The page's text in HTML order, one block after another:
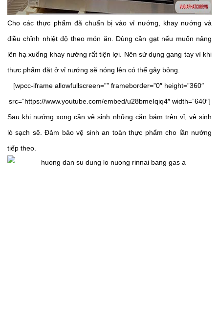
Cho các thực phẩm đã chuẩn bị vào vỉ nướng, khay nướng và
điều chỉnh nhiệt độ theo món ăn. Dùng cần gạt nếu muốn nâng
lên hạ xuống khay nướng rất tiện lợi. Nên sử dụng gang tay vì khi
thực phẩm đặt ở vỉ nướng sẽ nóng lên có thể gây bỏng.
[wpcc-iframe allowfullscreen=”” frameborder=”0″ height=”360″
src=”https://www.youtube.com/embed/u28bmeIqiq4″ width=”640″]
Sau khi nướng xong cần vệ sinh những cặn bám trên vỉ, vệ sinh
lò sạch sẽ. Đảm bảo vệ sinh an toàn thực phẩm cho lần nướng
tiếp theo.